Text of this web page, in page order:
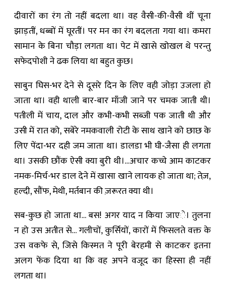
दीवारों का रंग तो नहीं बदला था। वह वैसी-की-वैसी थीं चूना
झाड़तीं, धब्बों में घूरतीं। पर मन का रंग बदलता गया था। कमरा
सामान के बिना चौड़ा लगता था। पेट में खासे खोखल थे परन्तु
सफेदपोशी ने ढक लिया था बहुत कुछ।
साबुन घिस-भर देने से दूसरे दिन के लिए वही जोड़ा उजला हो
जाता था। वही थाली बार-बार माँजी जाने पर चमक जाती थी।
पतीली में चाय, दाल और कभी-कभी सब्जी पक जाती थी और
उसी में रात को, सबेरे नमकवाली रोटी के साथ खाने को छाछ के
लिए पेंदा-भर दही जम जाता था। डालडा भी घी-जैसा ही लगता
था। उसकी छौंक ऐसी क्या बुरी थी।…अचार कच्चे आम काटकर
नमक-मिर्च-भर डाल देने में खासा खाने लायक हो जाता था; तेज़,
हल्दी, सौंफ, मेथी, मर्तबान की ज़रूरत क्या थी।
सब-कुछ हो जाता था… बस! अगर याद न किया जाएे। तुलना
न हो उस अतीत से… गलीचों, कुर्सियों, कारों में फिसलते वक्त के
उस वकफे से, जिसे किस्मत ने पूरी बेरहमी से काटकर इतना
अलग फेंक दिया था कि वह अपने वजूद का हिस्सा ही नहीं
लगता था।